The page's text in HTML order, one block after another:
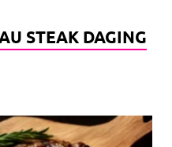
STEAK DAGING